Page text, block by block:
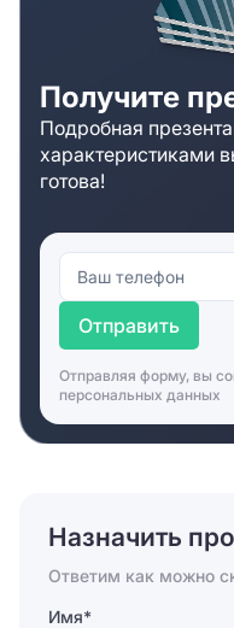
Получите
Подробная
характеристиками
готова!
Отправить
Отправляя форму, вы
персональных данных
Назначить
Ответим как можно
Имя*